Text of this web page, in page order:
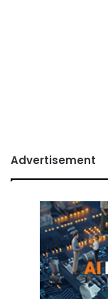
Advertisement